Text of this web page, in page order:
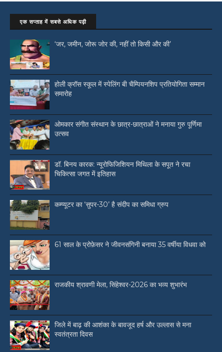
एक सप्ताह में सबसे अधिक पढ़ी
‘जर, जमीन, जोरू जोर की, नहीं तो किसी और की’
होली क्रॉस स्कूल में स्पेलिंग बी चैम्पियनशिप प्रतियोगिता सम्मान
समारोह
ओमकार संगीत संस्थान के छात्र-छात्राओं ने मनाया गुरु पूर्णिमा
उत्सव
डॉ. बिनय कारक: न्यूरोफिजिशियन मिथिला के सपूत ने रचा
चिकित्सा जगत में इतिहास
कम्प्यूटर का ‘सुपर-30’ है संदीप का समिधा ग्रुप
61 साल के प्रोफ़ेसर ने जीवनसंगिनी बनाया 35 वर्षीया विधवा को
राजकीय श्रावणी मेला, सिंहेश्वर-2026 का भव्य शुभारंभ
जिले में बाढ़ की आशंका के बावजूद हर्ष और उल्लास से मना
स्वतंत्रता दिवस